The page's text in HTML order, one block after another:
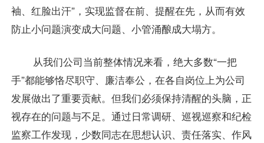
袖、红脸出汗”，实现监督在前、提醒在先，从而有效
防止小问题演变成大问题、小管涌酿成大塌方。
从我们公司当前整体情况来看，绝大多数“一把
手”都能够恪尽职守、廉洁奉公，在各自岗位上为公司
发展做出了重要贡献。但我们必须保持清醒的头脑，正
视存在的问题与不足。通过日常调研、巡视巡察和纪检
监察工作发现，少数同志在思想认识、责任落实、作风